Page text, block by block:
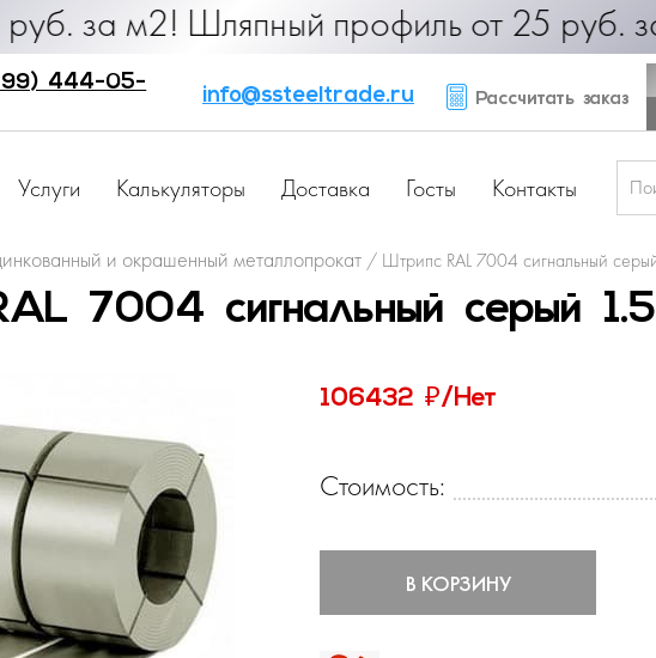
м2! Шляпный профиль от 25 руб. за
444-05-
info@ssteeltrade.ru Рассчитать заказ
Услуги Калькуляторы Доставка Госты Контакты
и окрашенный металлопрокат / Штрипс RAL 7004 сигнальный
7004 сигнальный серый
106432 ₽/Нет
Стоимость:
В КОРЗИНУ